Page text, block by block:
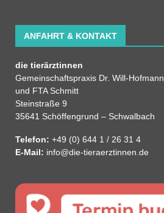
ANFAHRT & KONTAKT
die tierärztinnen
Gemeinschaftspraxis Dr. Will-Hofmann
und FTA Schmitt
Steinstraße 9
35641 Schöffengrund – Schwalbach
Telefon: +49 (0) 644 1 / 26 31 4
E-Mail: info@die-tieraerztinnen.de